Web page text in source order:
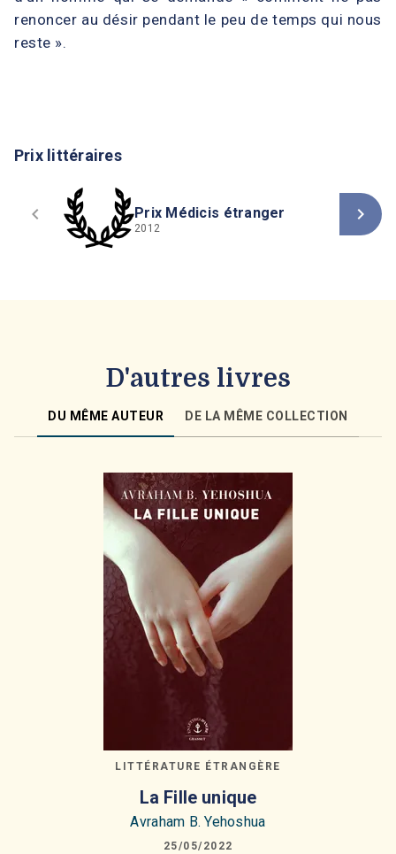
renoncer au désir pendant le peu de temps qui nous
reste ».
Prix littéraires
navigate_before Prix Médicis étranger
2012
navigate_next
D'autres livres
DU MÊME AUTEUR DE LA MÊME COLLECTION
LITTÉRATURE ÉTRANGÈRE
La Fille unique
Avraham B. Yehoshua
25/05/2022